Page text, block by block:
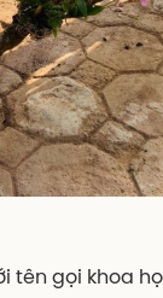
tên gọi khoa